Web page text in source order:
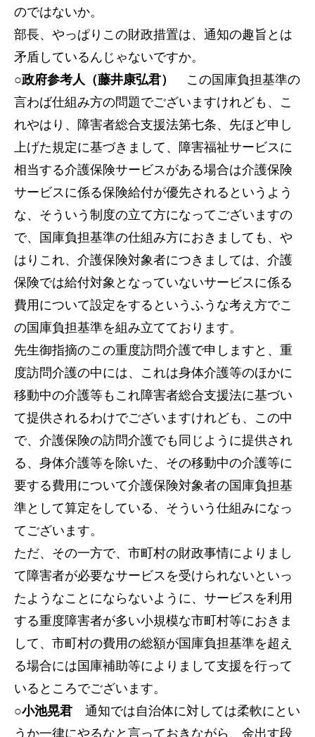
のではないか。
部長、やっぱりこの財政措置は、通知の趣旨とは
矛盾しているんじゃないですか。
○政府参考人（藤井康弘君）
この国庫負担基準の
言わば仕組み方の問題でございますけれども、こ
れやはり、障害者総合支援法第七条、先ほど申し
上げた規定に基づきまして、障害福祉サービスに
相当する介護保険サービスがある場合は介護保険
サービスに係る保険給付が優先されるというよう
な、そういう制度の立て方になってございますの
で、国庫負担基準の仕組み方におきましても、や
はりこれ、介護保険対象者につきましては、介護
保険では給付対象となっていないサービスに係る
費用について設定をするというふうな考え方でこ
の国庫負担基準を組み立てております。
先生御指摘のこの重度訪問介護で申しますと、重
度訪問介護の中には、これは身体介護等のほかに
移動中の介護等もこれ障害者総合支援法に基づい
て提供されるわけでございますけれども、この中
で、介護保険の訪問介護でも同じように提供され
る、身体介護等を除いた、その移動中の介護等に
要する費用について介護保険対象者の国庫負担基
準として算定をしている、そういう仕組みになっ
てございます。
ただ、その一方で、市町村の財政事情によりまし
て障害者が必要なサービスを受けられないといっ
たようなことにならないように、サービスを利用
する重度障害者が多い小規模な市町村等におきま
して、市町村の費用の総額が国庫負担基準を超え
る場合には国庫補助等によりまして支援を行って
いるところでございます。
○小池晃君 通知では自治体に対しては柔軟にとい
うか一律にやるなと言っておきながら、金出す段